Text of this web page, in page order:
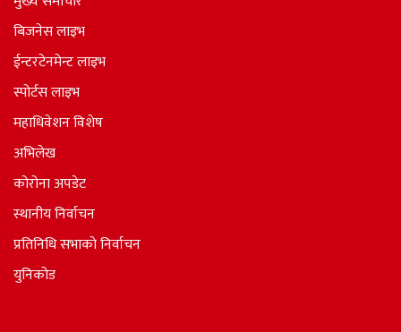
बिजनेस लाइभ
ईन्टरटेनमेन्ट लाइभ
स्पोर्टस लाइभ
महाधिवेशन विशेष
अभिलेख
कोरोना अपडेट
स्थानीय निर्वाचन
प्रतिनिधि सभाकाे निर्वाचन
युनिकोड